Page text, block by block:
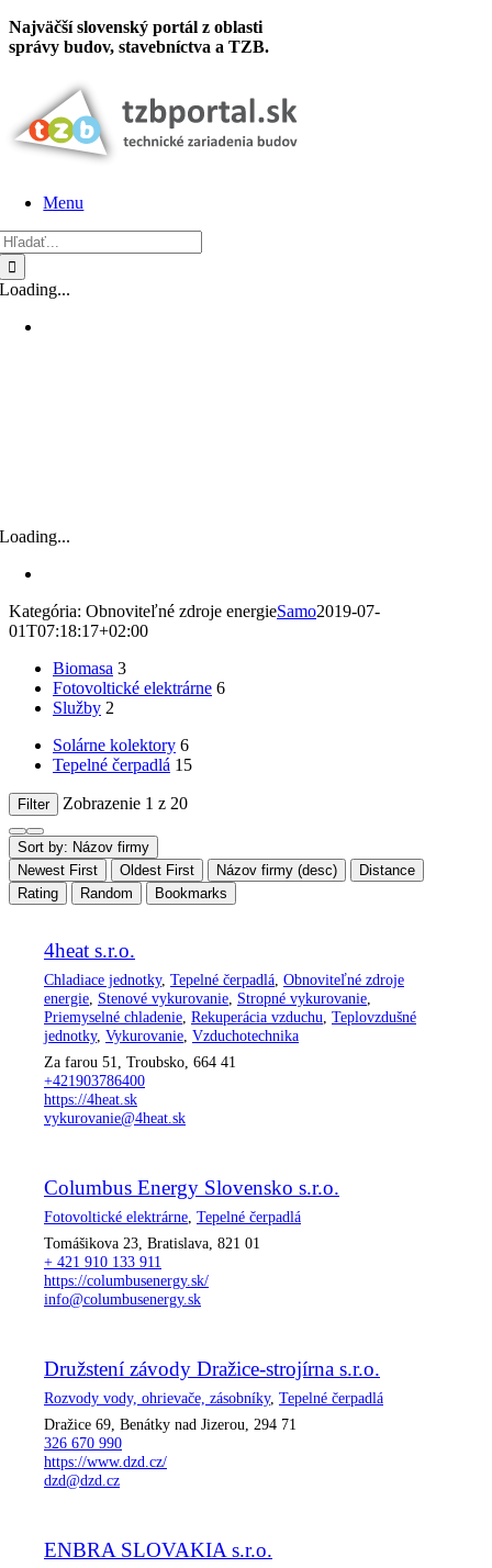
Skip
to
Najväčší slovenský portál z oblasti
správy budov, stavebníctva a TZB.
Menu
Loading...
Loading...
Kategória: Obnoviteľné zdroje energieSamo2019-07-
01T07:18:17+02:00
Biomasa 3
Fotovoltické elektrárne 6
Služby 2
Solárne kolektory 6
Tepelné čerpadlá 15
Filter Zobrazenie 1 z 20
Sort by: Názov firmy
Newest First
Oldest First Názov firmy (desc)
Distance
Rating
Random Bookmarks
4heat s.r.o.
Chladiace jednotky, Tepelné čerpadlá Obnoviteľné zdroje
energie Stenové vykurovanie Stropné vykurovanie
Priemyselné chladenie Rekuperácia vzduchu Teplovzdušné
jednotky, Vykurovanie Vzduchotechnika
Za farou 51, Troubsko, 664 41
+421903786400
https://4heat.sk
vykurovanie@4heat.sk
Columbus Energy Slovensko s.r.o.
Fotovoltické elektrárne Tepelné čerpadlá
Tomášikova 23, Bratislava, 821 01
+ 421 910 133 911
https://columbusenergy.sk/
info@columbusenergy.sk
Družstení závody Dražice-strojírna s.r.o.
Rozvody vody, ohrievače, zásobníky, Tepelné čerpadlá
Dražice 69, Benátky nad Jizerou, 294 71
326 670 990
https://www.dzd.cz/
dzd@dzd.cz
ENBRA SLOVAKIA s.r.o.